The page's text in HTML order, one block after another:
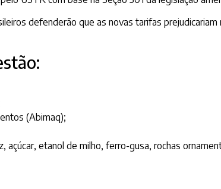
defenderão que as novas tarifas
(Abimaq);
etanol de milho, ferro-gusa, rochas